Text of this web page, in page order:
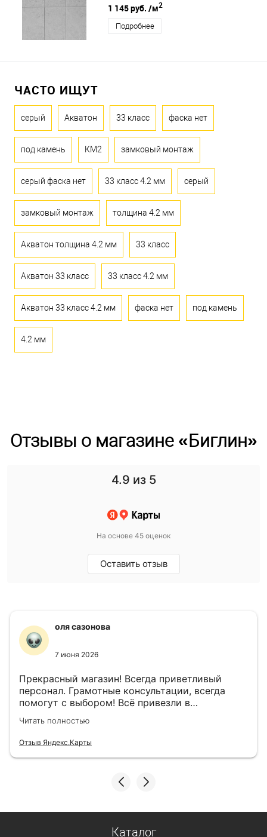
1 145 руб. /м2
Подробнее
ЧАСТО ИЩУТ
серый Акватон 33 класс фаска нет
под камень КМ2 замковый монтаж
серый фаска нет 33 класс 4.2 мм серый
замковый монтаж толщина 4.2 мм
Акватон толщина 4.2 мм 33 класс
Акватон 33 класс 33 класс 4.2 мм
Акватон 33 класс 4.2 мм фаска нет под камень
4.2 мм
Отзывы о магазине «Биглин»
4.9 из 5
На основе 45 оценок
Оставить отзыв
оля сазонова
7 июня 2026
Прекрасный магазин! Всегда приветливый
персонал. Грамотные консультации, всегда
помогут с выбором! Всё привезли в
назначенный день!
Читать полностью
Отзыв Яндекс.Карты
Каталог